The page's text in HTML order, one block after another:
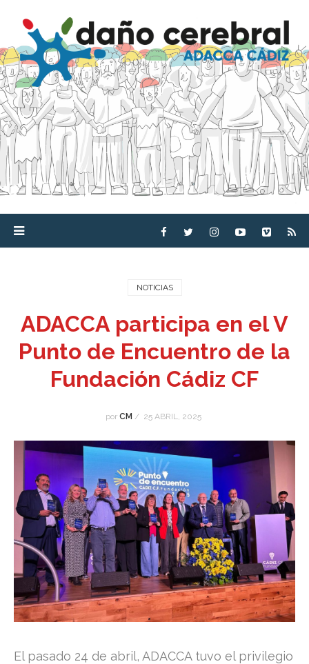
NOTICIAS
ADACCA participa en el V
Punto de Encuentro de la
Fundación Cádiz CF
por CM / 25 ABRIL, 2025
El pasado 24 de abril, ADACCA tuvo el privilegio